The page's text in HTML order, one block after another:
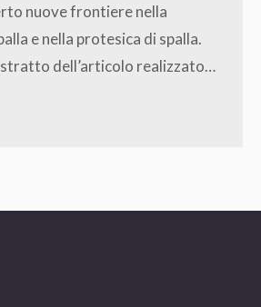
nuove frontiere nella
e nella protesica di spalla.
dell’articolo realizzato…